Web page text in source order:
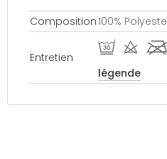
Composition100%
Entretien
R d
légende